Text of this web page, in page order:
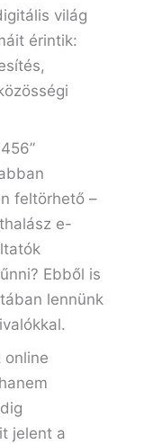
világ
érintik:
feltörhető –
e-
Ebből is
lennünk
online
jelent a